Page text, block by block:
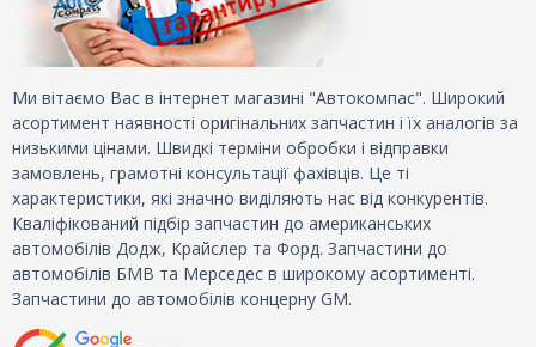
Ми вітаємо Вас в інтернет магазині "Автокомпас". Широкий
асортимент наявності оригінальних запчастин і їх аналогів за
низькими цінами. Швидкі терміни обробки і відправки
замовлень, грамотні консультації фахівців. Це ті
характеристики, які значно виділяють нас від конкурентів.
Кваліфікований підбір запчастин до американських
автомобілів Додж, Крайслер та Форд. Запчастини до
автомобілів БМВ та Мерседес в широкому асортименті.
Запчастини до автомобілів концерну GM.